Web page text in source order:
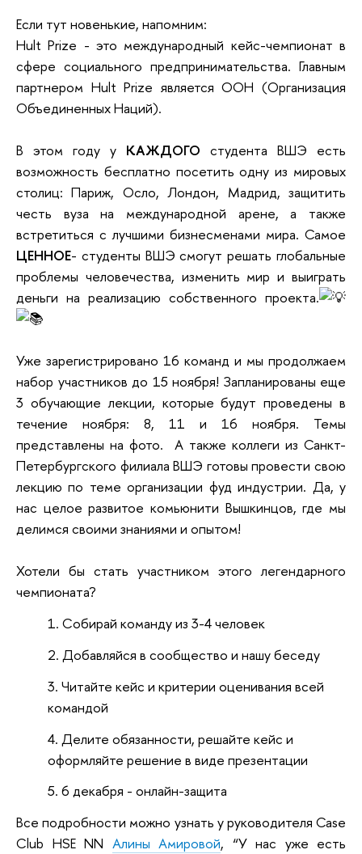
Если тут новенькие, напомним:
Hult Prize - это международный кейс-чемпионат в
сфере социального предпринимательства. Главным
партнером Hult Prize является ООН (Организация
Объединенных Наций).
В этом году у КАЖДОГО студента ВШЭ есть
возможность бесплатно посетить одну из мировых
столиц: Париж, Осло, Лондон, Мадрид, защитить
честь вуза на международной арене, а также
встретиться с лучшими бизнесменами мира. Самое
ЦЕННОЕ- студенты ВШЭ смогут решать глобальные
проблемы человечества, изменить мир и выиграть
деньги на реализацию собственного проекта.
Уже зарегистрировано 16 команд и мы продолжаем
набор участников до 15 ноября! Запланированы еще
3 обучающие лекции, которые будут проведены в
течение ноября: 8, 11 и 16 ноября. Темы
представлены на фото. А также коллеги из Санкт-
Петербургского филиала ВШЭ готовы провести свою
лекцию по теме организации фуд индустрии. Да, у
нас целое развитое комьюнити Вышкинцов, где мы
делимся своими знаниями и опытом!
Хотели бы стать участником этого легендарного
чемпионата?
Собирай команду из 3-4 человек
Добавляйся в сообщество и нашу беседу
Читайте кейс и критерии оценивания всей
командой
Делите обязанности, решайте кейс и
оформляйте решение в виде презентации
6 декабря - онлайн-защита
Все подробности можно узнать у руководителя Case
Club HSE NN Алины Амировой, “У нас уже есть